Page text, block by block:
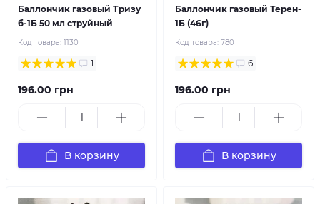
Баллончик газовый Тризу
б-1Б 50 мл струйный
Код товара: 1130
1
196.00 грн
В корзину
Баллончик газовый Терен-
1Б (46г)
Код товара: 780
6
196.00 грн
В корзину